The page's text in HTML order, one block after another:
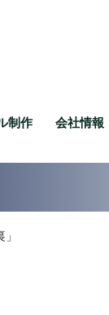
制作 会社情報